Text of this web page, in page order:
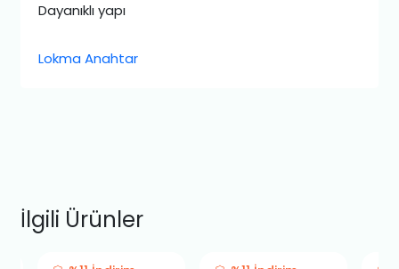
Dayanıklı yapı
Lokma Anahtar
İlgili Ürünler